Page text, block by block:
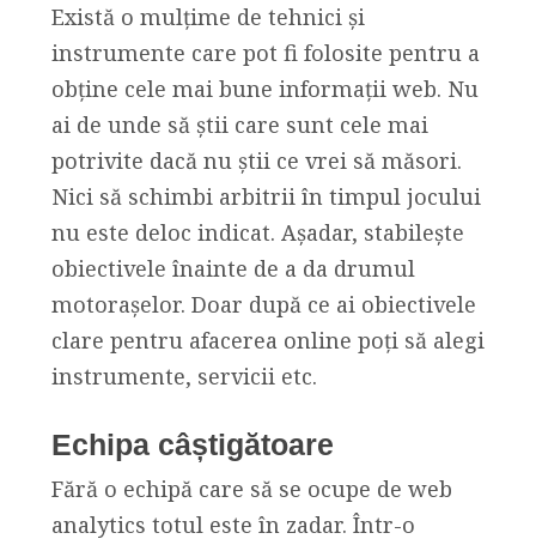
Există o mulțime de tehnici și
instrumente care pot fi folosite pentru a
obține cele mai bune informații web. Nu
ai de unde să știi care sunt cele mai
potrivite dacă nu știi ce vrei să măsori.
Nici să schimbi arbitrii în timpul jocului
nu este deloc indicat. Așadar, stabilește
obiectivele înainte de a da drumul
motorașelor. Doar după ce ai obiectivele
clare pentru afacerea online poți să alegi
instrumente, servicii etc.
Echipa câștigătoare
Fără o echipă care să se ocupe de web
analytics totul este în zadar. Într-o